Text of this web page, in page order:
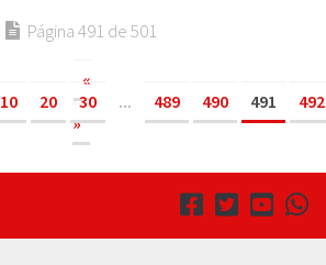
Página 491 de 501
«
10 20 30 ... 489 490 491
492
»